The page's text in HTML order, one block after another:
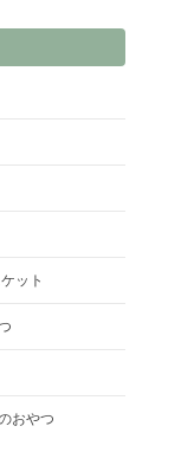
ット
おやつ